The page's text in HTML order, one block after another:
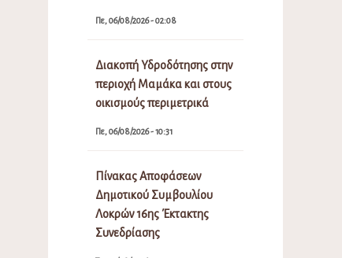
Πε, 06/08/2026 - 02:08
Διακοπή Υδροδότησης στην
περιοχή Μαμάκα και στους
οικισμούς περιμετρικά
Πε, 06/08/2026 - 10:31
Πίνακας Αποφάσεων
Δημοτικού Συμβουλίου
Λοκρών 16ης Έκτακτης
Συνεδρίασης